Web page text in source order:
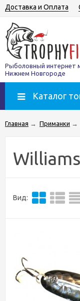
Доставка и Оплата
Рыболовный интернет
Нижнем Новгороде
Каталог
Главная → Приманки →
Williams
Вид: